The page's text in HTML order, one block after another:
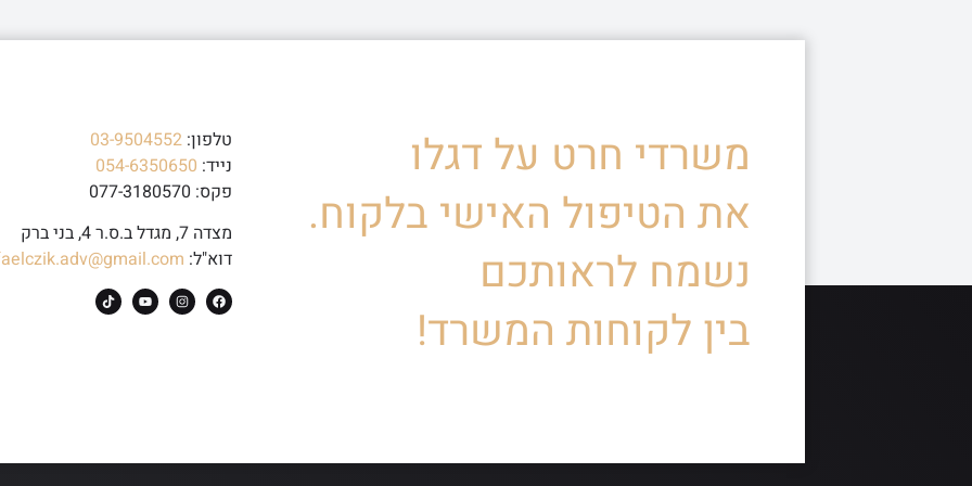
משרדי חרט על דגלו
את הטיפול האישי בלקוח.
נשמח לראותכם
בין לקוחות המשרד!
טלפון: 03-9504552
נייד: 054-6350650
פקס: 077-3180570
מצדה 7, מגדל ב.ס.ר 4, בני ברק
דוא"ל: